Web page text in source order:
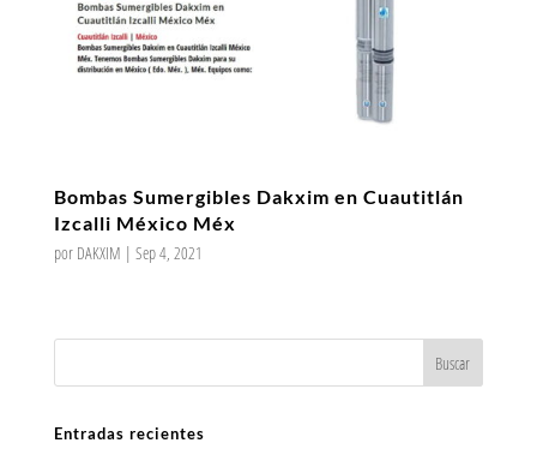
Bombas Sumergibles Dakxim en Cuautitlán
Izcalli México Méx
por DAKXIM | Sep 4, 2021
Entradas recientes